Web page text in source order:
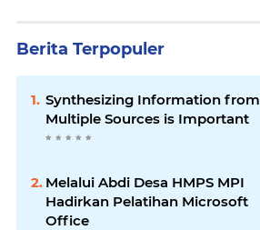
Berita Terpopuler
Synthesizing Information from
Multiple Sources is Important
Melalui Abdi Desa HMPS MPI
Hadirkan Pelatihan Microsoft
Office